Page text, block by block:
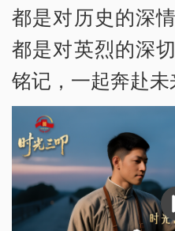
都是对历史的深
都是对英烈的深
铭记，一起奔赴未